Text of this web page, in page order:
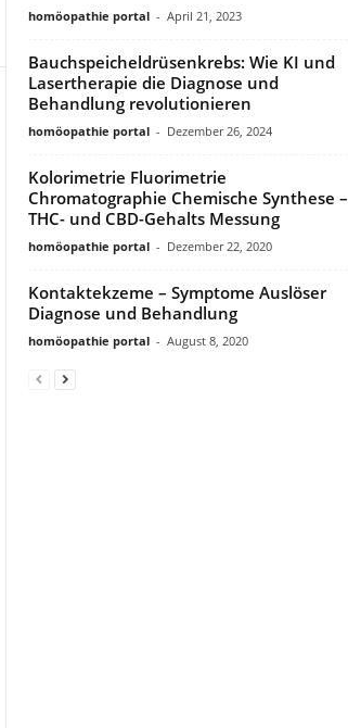
homöopathie portal - April 21, 2023
Bauchspeicheldrüsenkrebs: Wie KI und
Lasertherapie die Diagnose und
Behandlung revolutionieren
homöopathie portal - Dezember 26, 2024
Kolorimetrie Fluorimetrie
Chromatographie Chemische Synthese –
THC- und CBD-Gehalts Messung
homöopathie portal - Dezember 22, 2020
Kontaktekzeme – Symptome Auslöser
Diagnose und Behandlung
homöopathie portal - August 8, 2020